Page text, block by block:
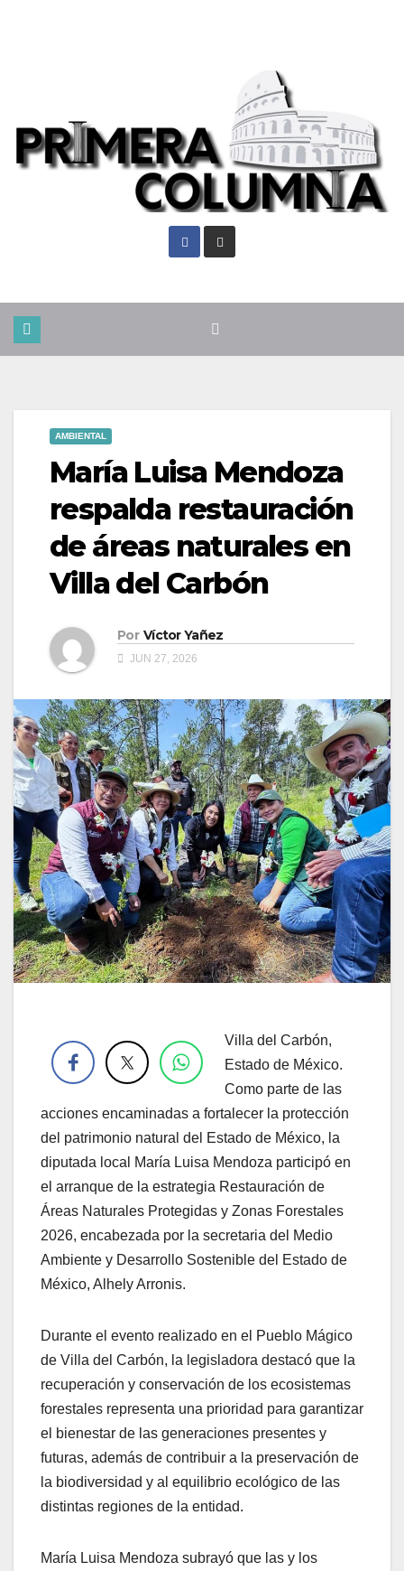
AMBIENTAL
María Luisa Mendoza
respalda restauración
de áreas naturales en
Villa del Carbón
Por Víctor Yañez
JUN 27, 2026
Villa del Carbón,
Estado de México.
Como parte de las
acciones encaminadas a fortalecer la protección
del patrimonio natural del Estado de México, la
diputada local María Luisa Mendoza participó en
el arranque de la estrategia Restauración de
Áreas Naturales Protegidas y Zonas Forestales
2026, encabezada por la secretaria del Medio
Ambiente y Desarrollo Sostenible del Estado de
México, Alhely Arronis.
Durante el evento realizado en el Pueblo Mágico
de Villa del Carbón, la legisladora destacó que la
recuperación y conservación de los ecosistemas
forestales representa una prioridad para garantizar
el bienestar de las generaciones presentes y
futuras, además de contribuir a la preservación de
la biodiversidad y al equilibrio ecológico de las
distintas regiones de la entidad.
María Luisa Mendoza subrayó que las y los